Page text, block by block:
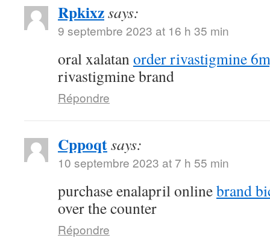
Rpkixzsays:
9 septembre 2023 at 16 h 35 min
oral xalatanorder rivastigmine
rivastigmine brand
Répondre
Cppoqtsays:
10 septembre 2023 at 7 h 55 min
purchase enalapril onlinebrand
over the counter
Répondre